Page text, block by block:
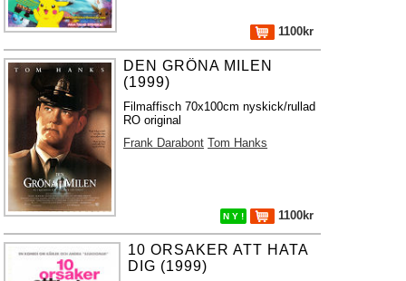
1100kr
DEN GRÖNA MILEN
(1999)
Filmaffisch 70x100cm nyskick/rullad
RO original
Frank Darabont Tom Hanks
N Y ! 1100kr
10 ORSAKER ATT HATA
DIG (1999)